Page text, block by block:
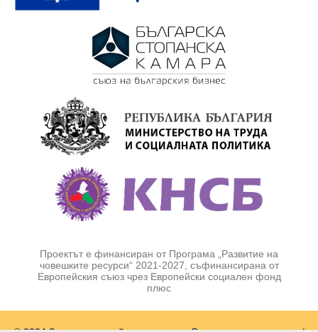
Проектът е финансиран от Програма „Развитие на
човешките ресурси“ 2021-2027, съфинансирана от
Европейския съюз чрез Европейски социален фонд
плюс